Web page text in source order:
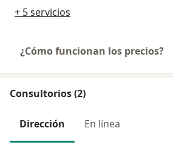
+ 5 servicios
¿Cómo funcionan los precios?
Consultorios (2)
Dirección En línea